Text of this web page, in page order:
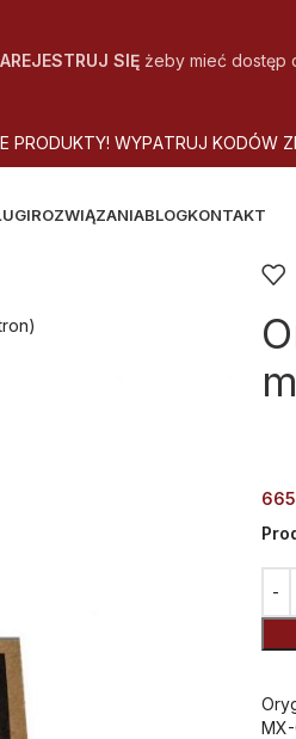
SIĘżeby mieć dostęp
E PRODUKTY! WYPATRUJ KODÓW Z
ROZWIĄZANIABLOGKONTAKT